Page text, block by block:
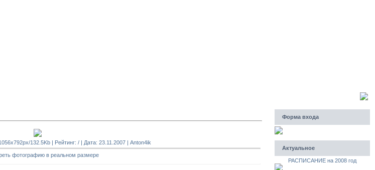
132.5Kb | Рейтинг: / | Дата: 23.11.2007 | Anton4ik
фотографию в реальном размере
Форма входа
Актуальное
РАСПИСАНИЕ на 2008 год